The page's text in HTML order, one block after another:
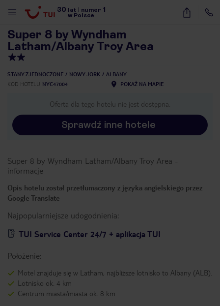
30 lat numer 1
w Polsce
37
Super 8 by Wyndham
Latham/Albany Troy Area
STANY ZJEDNOCZONE NOWY JORK
ALBANY
KOD HOTELU NYC47004 POKAŻ NA MAPIE
Oferta dla tego hotelu nie jest dostępna.
Sprawdź inne hotele
Super 8 by Wyndham Latham/Albany Troy Area -
informacje
Opis hotelu został przetłumaczony z języka angielskiego przez
Google Translate
Najpopularniejsze udogodnienia:
TUI Service Center 24/7 + aplikacja TUI
Położenie:
Motel znajduje się w Latham, najbliższe lotnisko to Albany (ALB).
Lotnisko ok. 4 km
Centrum miasta/miasta ok. 8 km